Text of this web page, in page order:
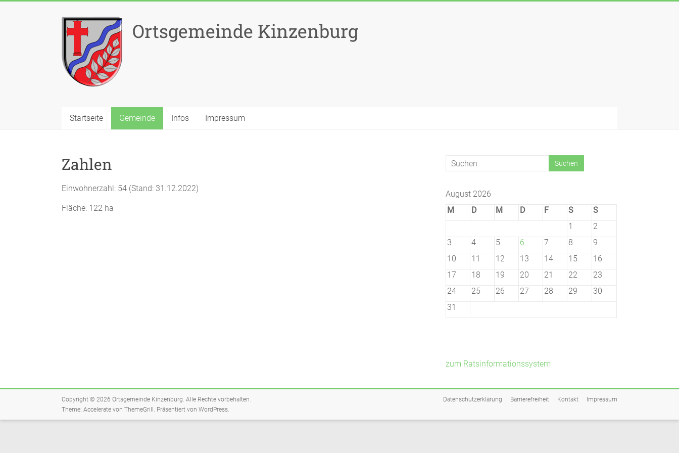
Ortsgemeinde Kinzenburg
Startseite Gemeinde Infos Impressum
Zahlen
Einwohnerzahl: 54 (Stand: 31.12.2022)
Fläche: 122 ha
August 2026
M
D M D F S
S
1
2
3
4 5 6 7 8
9
10
11 12 13 14 15
16
17
18 19 20 21 22
23
24
25 26 27 28 29
30
31
zum Ratsinformationssystem
Copyright © 2026 Ortsgemeinde Kinzenburg. Alle Rechte vorbehalten.
Theme: Accelerate von ThemeGrill. Präsentiert von WordPress.
Datenschutzerklärung Barrierefreiheit Kontakt Impressum